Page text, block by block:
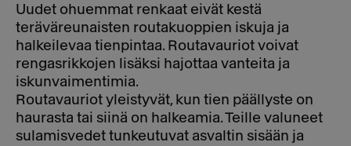
Uudet ohuemmat renkaat eivät kestä
teräväreunaisten routakuoppien iskuja ja
halkeilevaa tienpintaa. Routavauriot voivat
rengasrikkojen lisäksi hajottaa vanteita ja
iskunvaimentimia.
Routavauriot yleistyvät, kun tien päällyste on
haurasta tai siinä on halkeamia. Teille valuneet
sulamisvedet tunkeutuvat asvaltin sisään ja